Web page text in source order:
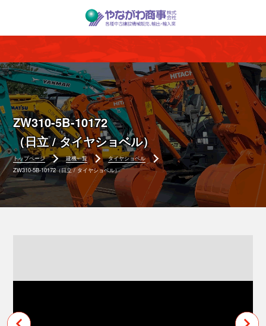
ZW310-5B-10172
（日立 / タイヤショベル）
トップページ 建機一覧
タイヤショベル
ZW310-5B-10172（日立 / タイヤショベル）